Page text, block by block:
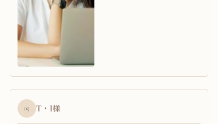
09 T・I様